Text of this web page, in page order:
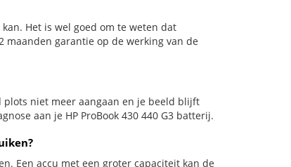
Het is wel goed om te weten dat
garantie op de werking van de
plots niet meer aangaan en je beeld blijft
aan je HP ProBook 430 440 G3 batterij.
Een accu met een groter capaciteit kan de